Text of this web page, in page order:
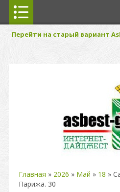
Перейти на старый вариант
Главная » 2026 » Май » 18 »
Парижа. 30